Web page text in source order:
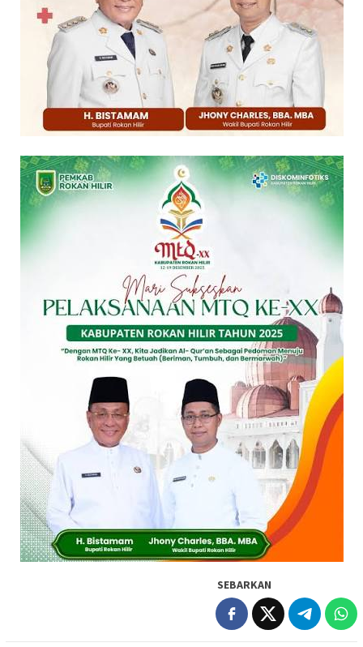
SEBARKAN